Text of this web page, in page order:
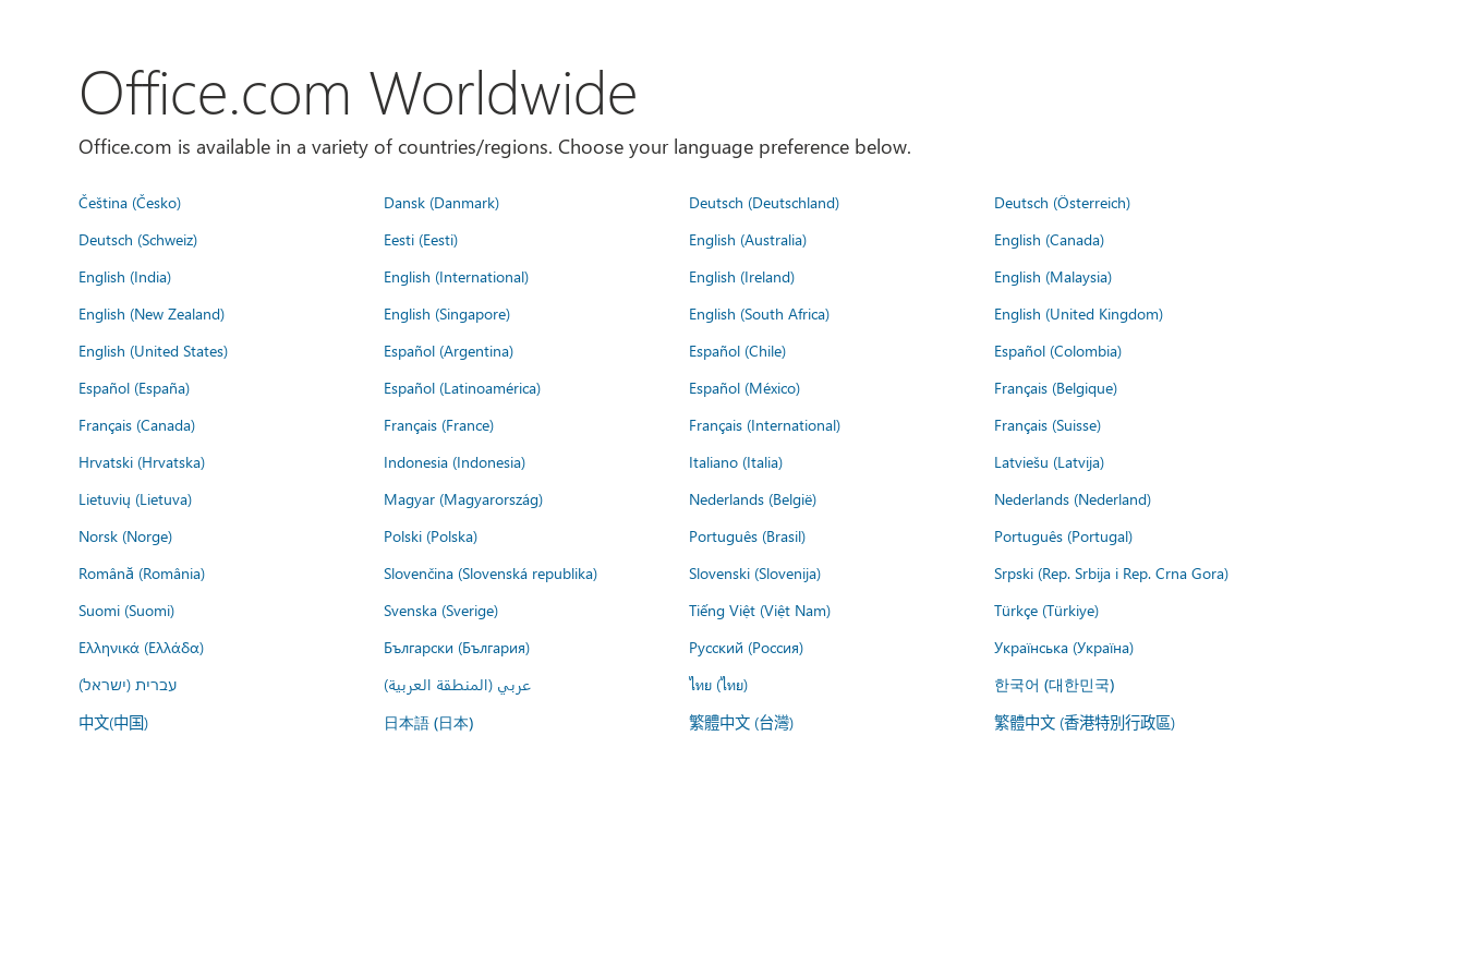
Office.com Worldwide
Office.com is available in a variety of countries/regions. Choose your language preference below.
Čeština (Česko) Dansk (Danmark) Deutsch (Deutschland)
Deutsch (Österreich)
Deutsch (Schweiz)
Eesti (Eesti) English (Australia)
English (Canada)
English (India)
English (International) English (Ireland)
English (Malaysia)
English (New Zealand)
English (Singapore) English (South Africa)
English (United Kingdom)
English (United States)
Español (Argentina) Español (Chile)
Español (Colombia)
Español (España)
Español (Latinoamérica) Español (México)
Français (Belgique)
Français (Canada)
Français (France) Français (International)
Français (Suisse)
Hrvatski (Hrvatska)
Indonesia (Indonesia) Italiano (Italia)
Latviešu (Latvija)
Lietuvių (Lietuva)
Magyar (Magyarország) Nederlands (België)
Nederlands (Nederland)
Norsk (Norge)
Polski (Polska) Português (Brasil)
Português (Portugal)
Română (România)
Slovenčina (Slovenská republika) Slovenski (Slovenija)
Srpski (Rep. Srbija i Rep. Crna Gora)
Suomi (Suomi)
Svenska (Sverige) Tiếng Việt (Việt Nam)
Türkçe (Türkiye)
Ελληνικά (Ελλάδα)
Български (България) Русский (Россия)
Українська (Україна)
עברית (ישראל)
عربي (المنطقة العربية) ไทย (ไทย) 한국어 (대한민국)
中文(中国) 日本語 (日本) 繁體中文 (台灣) 繁體中文 (香港特別行政區)